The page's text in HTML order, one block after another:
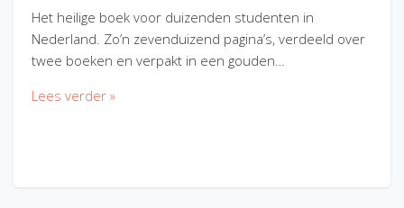
Het heilige boek voor duizenden studenten in
Nederland. Zo’n zevenduizend pagina’s, verdeeld over
twee boeken en verpakt in een gouden…
Lees verder »